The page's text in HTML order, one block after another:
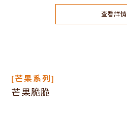
查看詳情
[芒果系列]
芒果脆脆